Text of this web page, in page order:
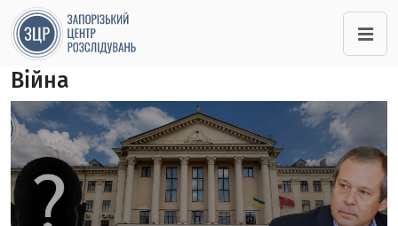
Війна